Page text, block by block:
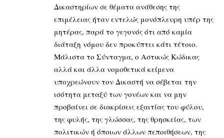
Δικαστηρίων σε θέματα ανάθεσης της
επιμέλειας ήταν εντελώς μονόπλευρη υπέρ της
μητέρας, παρά το γεγονός ότι από καμία
διάταξη νόμου δεν προκύπτει κάτι τέτοιο.
Μάλιστα το Σύνταγμα, ο Αστικώς Κώδικας
αλλά και άλλα νομοθετικά κείμενα
υποχρεώνουν τον Δικαστή να σέβεται την
ισότητα μεταξύ των γονέων και να μην
προβαίνει σε διακρίσεις εξαιτίας του φύλου,
της φυλής, της γλώσσας, της θρησκείας, των
πολιτικών ή όποιων άλλων πεποιθήσεων, της